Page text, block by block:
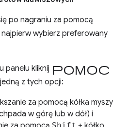
po nagraniu za pomocą
wybierz preferowany
panelu kliknij Pomoc
z tych opcji:
za pomocą kółka myszy
w górę lub w dół) i